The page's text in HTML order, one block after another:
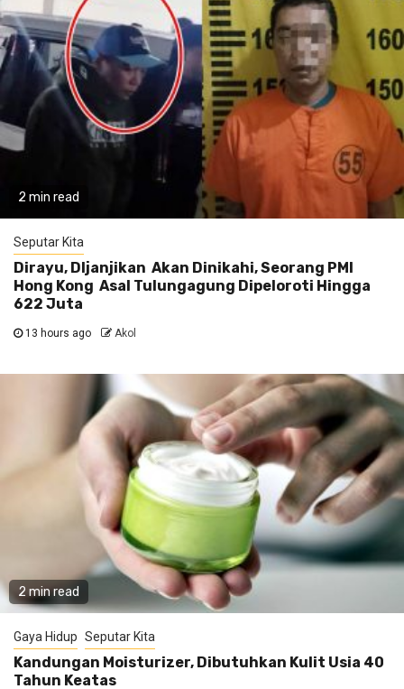
2 min read
Seputar Kita
Dirayu, DIjanjikan Akan Dinikahi, Seorang PMI
Hong Kong Asal Tulungagung Dipeloroti Hingga
622 Juta
13 hours ago Akol
2 min read
Gaya Hidup Seputar Kita
Kandungan Moisturizer, Dibutuhkan Kulit Usia 40
Tahun Keatas